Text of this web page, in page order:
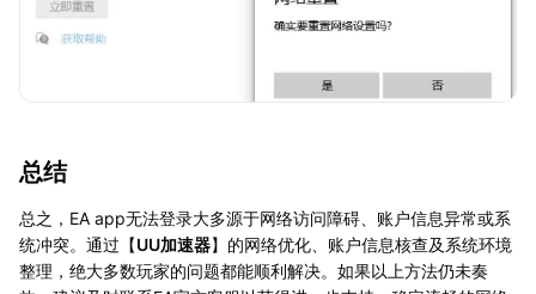
总结
总之，EA app无法登录大多源于网络访问障碍、账户信息异常或系
统冲突。通过【UU加速器】的网络优化、账户信息核查及系统环境
整理，绝大多数玩家的问题都能顺利解决。如果以上方法仍未奏